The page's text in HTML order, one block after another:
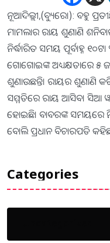
ନୂଆଦିଲ୍ଲୀ,(ବ୍ୟୁରୋ): ବହୁ
ମାମଲାର ରାୟ ଶୁଣାଣି
ନିର୍ଦ୍ଧାରିତ ସମୟ ପୂର୍ବାହ୍ନ
ଗୋଗୋଇଙ୍କ ଅଧ୍ୟକ୍ଷତାରେ ୫
ଶୁଣାଉଛନ୍ତି। ରାୟର ଶୁଣାଣି
ସମ୍ମତିରେ ରାୟ ଆସିବ। ସିଆ
ହୋଇଛି। ବାବରଙ୍କ ସମୟରେ
ବୋଲି ପ୍ରଧାନ ବିଚାରପତି
Categories